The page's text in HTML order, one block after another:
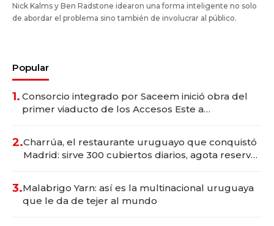
Nick Kalms y Ben Radstone idearon una forma inteligente no solo
de abordar el problema sino también de involucrar al público.
Popular
1. Consorcio integrado por Saceem inició obra del
primer viaducto de los Accesos Este a
2.Charrúa, el restaurante uruguayo que conquistó
Madrid: sirve 300 cubiertos diarios, agota reservas
3.Malabrigo Yarn: así es la multinacional uruguaya
que le da de tejer al mundo